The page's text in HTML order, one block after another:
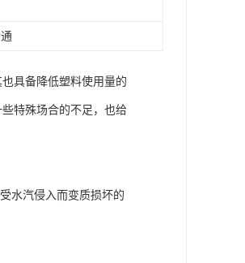
具备降低塑料使用量的
特殊场合的不足，也给
水汽侵入而变质损坏的